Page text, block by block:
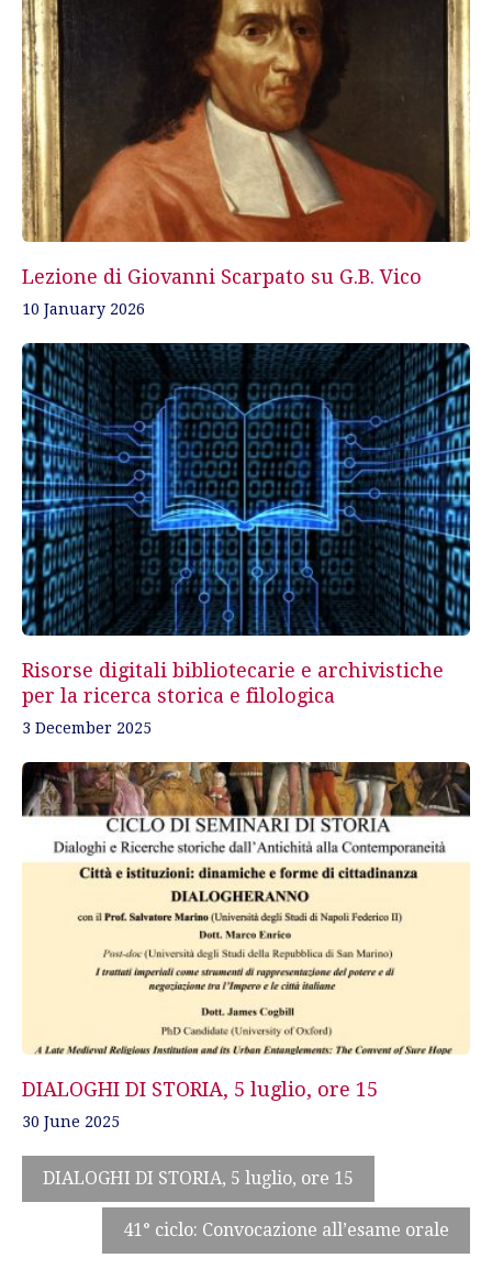
Lezione di Giovanni Scarpato su G.B. Vico
10 January 2026
Risorse digitali bibliotecarie e archivistiche
per la ricerca storica e filologica
3 December 2025
DIALOGHI DI STORIA, 5 luglio, ore 15
30 June 2025
DIALOGHI DI STORIA, 5 luglio, ore 15
41° ciclo: Convocazione all’esame orale